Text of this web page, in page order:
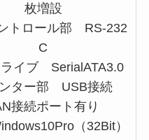
枚増設
トロール部 RS-232
C
イブ SerialATA3.0
ター部 USB接続
接続ポート有り
（32Bit）